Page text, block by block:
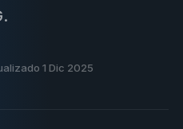
1 Dic 2025